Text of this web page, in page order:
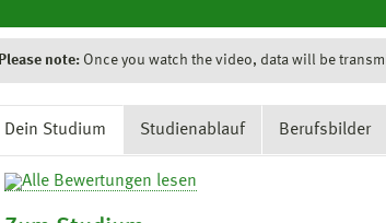
Please note: Once you watch the video, data will be
Dein Studium Studienablauf Berufsbilder